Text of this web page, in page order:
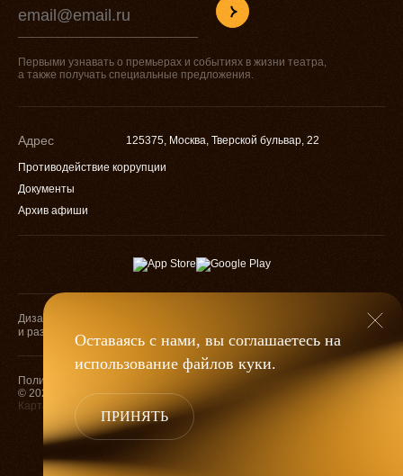
Первыми узнавать о премьерах и событиях в жизни театра,
а также получать специальные предложения.
Противодействие коррупции
Документы
Архив афиши
Адрес 125375, Москва, Тверской бульвар, 22
Политика конфиденциальности
© 2026 — МХАТ им. М. Горького
Карта сайта
Оценка качества
Дизайн
и разработкаОставаясь с нами, вы соглашаетесь на
использование файлов куки.
ПРИНЯТЬ